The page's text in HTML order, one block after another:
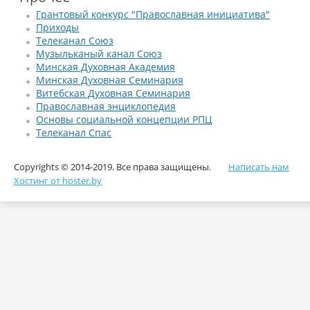
Грантовый конкурс "Православная инициатива"
Приходы
Телеканал Союз
Музыльканый канал Союз
Минская Духовная Академия
Минская Духовная Семинария
Витебская Духовная Семинария
Православная энциклопедия
Основы социальной концепции РПЦ
Телеканал Спас
Copyrights © 2014-2019. Все права защищены.
Хостинг от hoster.by
Написать нам